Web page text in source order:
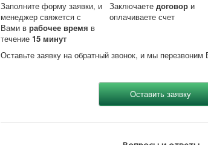
Заполните форму заявки, и
менеджер свяжется с
Вами врабочее время в
течение15 минут
Заключаетедоговор и
оплачиваете счет
Оставьте заявку на обратный звонок, и мы